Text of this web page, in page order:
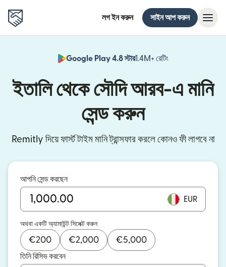
লগ ইন করুন সাইন আপ করুন
Google Play 4.8 স্টার1.4M+ রেটিং
ইতালি থেকে সৌদি আরব-এ মানি
সেন্ড করুন
Remitly দিয়ে ফার্স্ট টাইম মানি ট্রান্সফার করলে কোনও ফী লাগবে না
আপনি সেন্ড করছেন
EUR
অথবা একটি অ্যামাউন্ট সিলেক্ট করুন
€200 €2,000 €5,000
তিনি রিসিভ করবেন